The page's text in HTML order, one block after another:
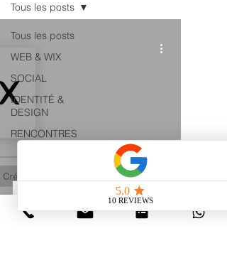
Tous les posts
WEB & WIX
SOCIAL
IDENTITÉ &
DESIGN
RENCONTRES
Tous les posts
Qu'est-ce qu'une favicon ?